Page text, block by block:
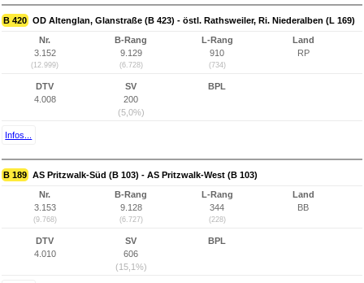
B 420 OD Altenglan, Glanstraße (B 423) - östl. Rathsweiler, Ri. Niederalben (L 169)
Nr.
3.152
(12.999)
B-Rang
9.129
(6.728)
L-Rang
910
(734)
Land
RP
DTV
4.008
SV
200
(5,0%)
BPL
Infos...
B 189 AS Pritzwalk-Süd (B 103) - AS Pritzwalk-West (B 103)
Nr.
3.153
(9.768)
B-Rang
9.128
(6.727)
L-Rang
344
(228)
Land
BB
DTV
4.010
SV
606
(15,1%)
BPL